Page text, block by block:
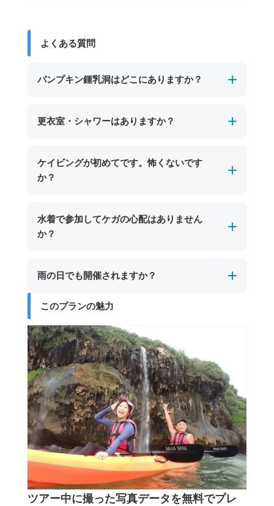
よくある質問
パンプキン鍾乳洞はどこにありますか？
パンプキン鍾乳洞は、宮古島の東南部、保良泉
干潮時にのみ入口が現れ、カボチャのような形
をした岩が特徴。宮古島市街地からは車で約30
ケリングやケイビングツアーで訪れることがで
きます。
更衣室・シャワーはありますか？
男女別の温水シャワーと更衣室、トイレを完備
しています。
で利用できるプールもあり、宮古島の海遊び後
も楽しい時間を推し越しいただけます。
ケイビングが初めてです。怖くないです
か？
初めての方でも安心してご参加いただけます。
宮古島のパンプキン鍾乳洞では、一部に天井が
ットやヘルメットなどの安全装備も完備してお
力や経験に自信がない方でも安心して楽しめま
す。
水着で参加してケガの心配はありません
か？
はい、水着でご参加いただいても大きなケガの
ただし、岩場などで小さな擦り傷が生じる場合
は、レギンスや長袖のラッシュガードを着用い
ただくと一層安全です。
雨の日でも開催されますか？
宮古島のパンプキン鍾乳洞ツアーは、海況が安
全と判断できる場合、雨の日でも開催します。
シトシト雨程度であれば問題なく催行可能で
す。ツアーが中止となった場合は、日程変更や
代案をご提案いたします。
このプランの魅力
ツアー中に撮った写真データを無料でプレ